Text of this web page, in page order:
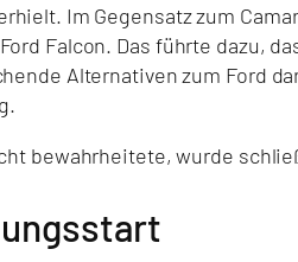
Im Gegensatz zum
Falcon. Das führte dazu,
Alternativen zum Ford
bewahrheitete, wurde